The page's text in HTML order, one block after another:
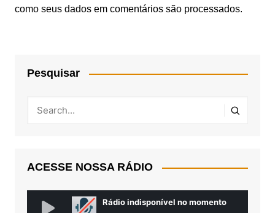
como seus dados em comentários são processados.
Pesquisar
ACESSE NOSSA RÁDIO